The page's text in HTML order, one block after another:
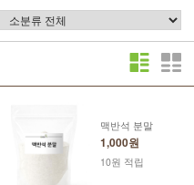
맥반석 분말
1,000원
10원 적립